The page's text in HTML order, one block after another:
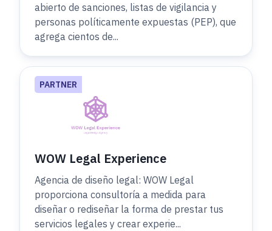
abierto de sanciones, listas de vigilancia y
personas políticamente expuestas (PEP), que
agrega cientos de...
PARTNER
WOW Legal Experience
Agencia de diseño legal: WOW Legal
proporciona consultoría a medida para
diseñar o rediseñar la forma de prestar tus
servicios legales y crear experie...